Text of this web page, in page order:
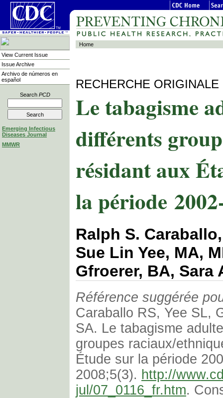
View Current Issue
Issue Archive
Archivo de números en
español
Search PCD
Emerging Infectious
Diseases Journal
MMWR
Home
RECHERCHE ORIGINALE
Le tabagisme
différents
résidant aux
la période
Ralph S.
Sue Lin Yee, MA,
Gfroerer, BA, Sara
Référence suggérée
Caraballo RS, Yee SL,
SA. Le tabagisme
groupes raciaux/
Étude sur la période
2008;5(3). http://
jul/07_0116_fr.htm.